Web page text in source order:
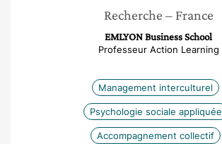
Recherche – France
EMLYON Business School
Professeur Action Learning
Management interculturel
Psychologie sociale appliquée
Accompagnement collectif